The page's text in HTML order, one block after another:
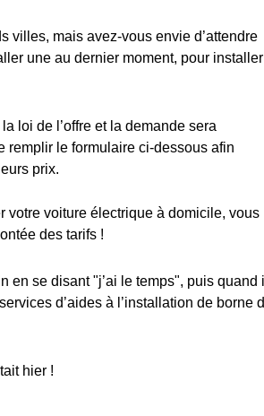
villes, mais avez-vous envie d’attendre
une au dernier moment, pour
loi de l’offre et la demande sera
remplir le formulaire ci-dessous afin
prix.
votre voiture électrique à domicile, vous
des tarifs !
en se disant "j’ai le temps", puis quand il
d’aides à l’installation de borne
hier !